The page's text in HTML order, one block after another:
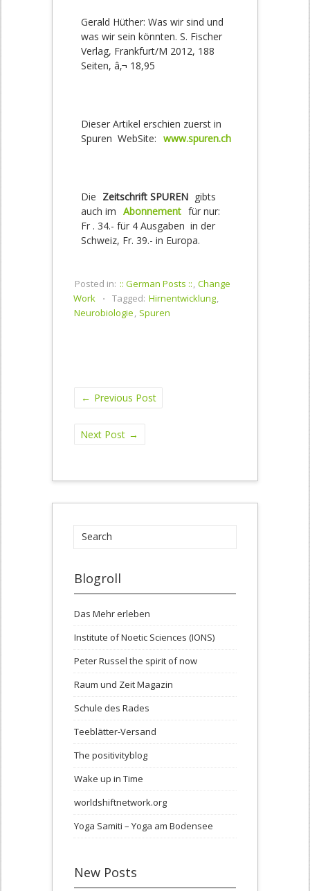
Gerald Hüther: Was wir sind und
was wir sein könnten. S. Fischer
Verlag, Frankfurt/M 2012, 188
Seiten, â‚¬ 18,95
Dieser Artikel erschien zuerst in
Spuren WebSite: www.spuren.ch
Die Zeitschrift SPUREN gibts
auch im Abonnement für nur:
Fr . 34.- für 4 Ausgaben in der
Schweiz, Fr. 39.- in Europa.
Posted in: :: German Posts :: Change
Work
⋅ Tagged: Hirnentwicklung
Neurobiologie Spuren
← Previous Post
Next Post →
Blogroll
Das Mehr erleben
Institute of Noetic Sciences (IONS)
Peter Russel the spirit of now
Raum und Zeit Magazin
Schule des Rades
Teeblätter-Versand
The positivityblog
Wake up in Time
worldshiftnetwork.org
Yoga Samiti – Yoga am Bodensee
New Posts